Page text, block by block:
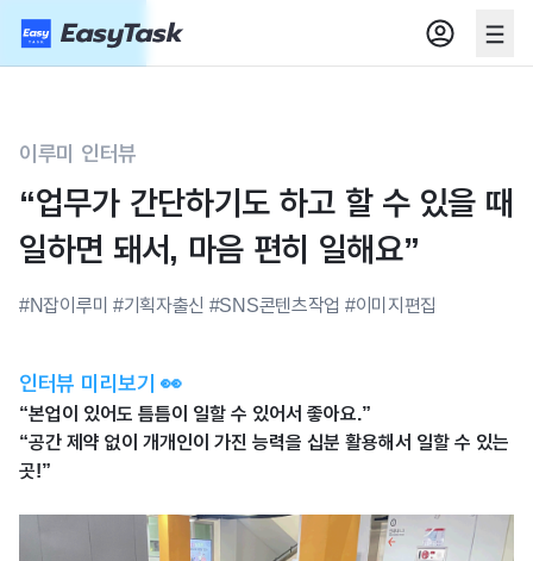
이루미 인터뷰
“업무가 간단하기도 하고 할 수 있을 때
일하면 돼서, 마음 편히 일해요”
#N잡이루미 #기획자출신 #SNS콘텐츠작업 #이미지편집
인터뷰 미리보기 👀
“본업이 있어도 틈틈이 일할 수 있어서 좋아요.”
“공간 제약 없이 개개인이 가진 능력을 십분 활용해서 일할 수 있는
곳!”